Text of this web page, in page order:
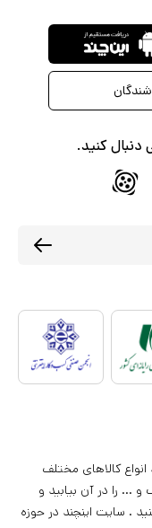
دنبال کنید.
انواع کالاهای مختلف
و ... را در آن بیابید و
. سایت اینچند در حوزه